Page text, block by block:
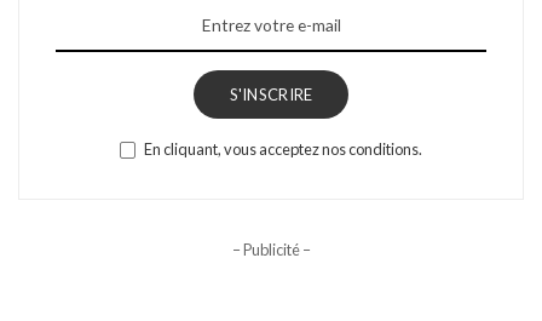
S'INSCRIRE
En cliquant, vous acceptez nos conditions.
– Publicité –